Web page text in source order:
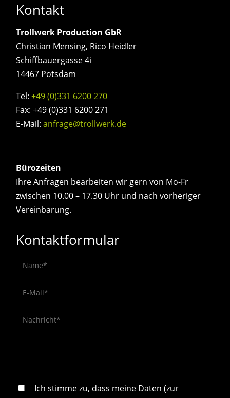
Kontakt
Trollwerk Production GbR
Christian Mensing, Rico Heidler
Schiffbauergasse 4i
14467 Potsdam
Tel:+49 (0)331 6200 270
Fax: +49 (0)331 6200 271
E-Mail:anfrage@trollwerk.de
Bürozeiten
Ihre Anfragen bearbeiten wir gern von Mo-Fr
zwischen 10.00 – 17.30 Uhr und nach vorheriger
Vereinbarung.
Kontaktformular
Ich stimme zu, dass meine Daten (zur